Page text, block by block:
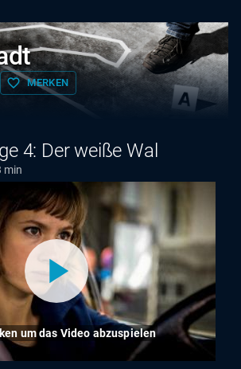
favorite_border MERKEN
4: Der weiße Wal
min
um das Video abzuspielen